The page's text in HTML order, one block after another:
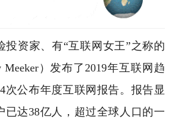
资家、有“互联网女王”之称的
）发布了2019年互联网趋
次公布年度互联网报告。报告显
已达38亿人，超过全球人口的一